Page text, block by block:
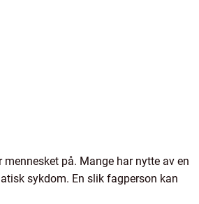
på. Mange har nytte av en
sykdom. En slik fagperson kan